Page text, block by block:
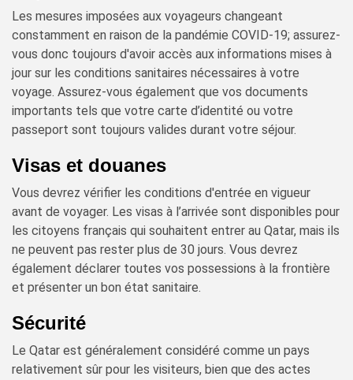
Les mesures imposées aux voyageurs changeant
constamment en raison de la pandémie COVID-19; assurez-
vous donc toujours d'avoir accès aux informations mises à
jour sur les conditions sanitaires nécessaires à votre
voyage. Assurez-vous également que vos documents
importants tels que votre carte d’identité ou votre
passeport sont toujours valides durant votre séjour.
Visas et douanes
Vous devrez vérifier les conditions d'entrée en vigueur
avant de voyager. Les visas à l’arrivée sont disponibles pour
les citoyens français qui souhaitent entrer au Qatar, mais ils
ne peuvent pas rester plus de 30 jours. Vous devrez
également déclarer toutes vos possessions à la frontière
et présenter un bon état sanitaire.
Sécurité
Le Qatar est généralement considéré comme un pays
relativement sûr pour les visiteurs, bien que des actes